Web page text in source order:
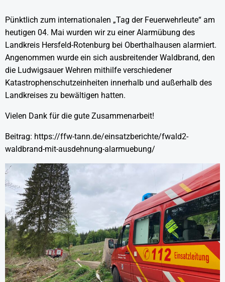
Pünktlich zum internationalen „Tag der Feuerwehrleute“ am
heutigen 04. Mai wurden wir zu einer Alarmübung des
Landkreis Hersfeld-Rotenburg bei Oberthalhausen alarmiert.
Angenommen wurde ein sich ausbreitender Waldbrand, den
die Ludwigsauer Wehren mithilfe verschiedener
Katastrophenschutzeinheiten innerhalb und außerhalb des
Landkreises zu bewältigen hatten.
Vielen Dank für die gute Zusammenarbeit!
Beitrag: https://ffw-tann.de/einsatzberichte/fwald2-
waldbrand-mit-ausdehnung-alarmuebung/